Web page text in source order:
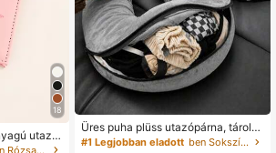
18
utazó
könny
ben Rózsaszín Utazási kiegészítők és kellékek
Üres puha plüss utazópárna, tároló
utazópárnak is használható, utazás
#1 Legjobban eladott
ben Sokszínű Utazási pihenőfelszerelések